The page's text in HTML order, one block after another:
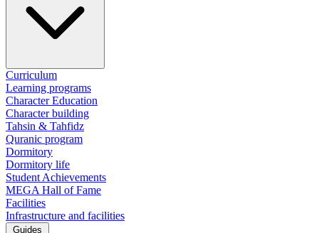
Curriculum
Learning programs
Character Education
Character building
Tahsin & Tahfidz
Quranic program
Dormitory
Dormitory life
Student Achievements
MEGA Hall of Fame
Facilities
Infrastructure and facilities
Guides